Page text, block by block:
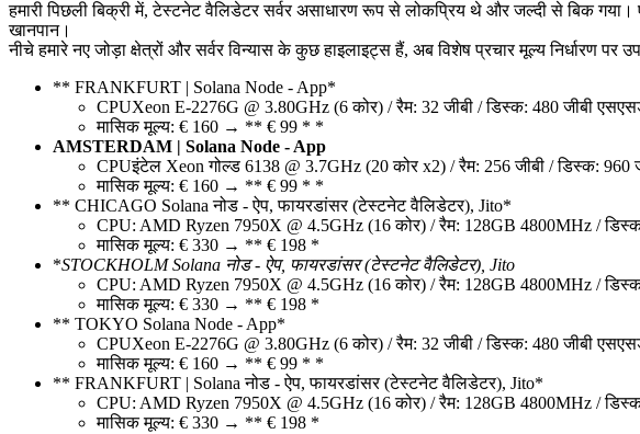
हमारी पिछली बिक्री में, टेस्टनेट वैलिडेटर सर्वर असाधारण रूप से लोकप्रिय थे और जल्दी से बिक
खानपान।
नीचे हमारे नए जोड़ा क्षेत्रों और सर्वर विन्यास के कुछ हाइलाइट्स हैं, अब विशेष प्रचार मूल्य निर्धारण पर
** FRANKFURT | Solana Node - App*
CPUXeon E-2276G @ 3.80GHz (6 कोर) / रैम: 32 जीबी / डिस्क: 480 जीबी
मासिक मूल्य: € 160 → ** € 99 * *
AMSTERDAM | Solana Node - App
CPUइंटेल Xeon गोल्ड 6138 @ 3.7GHz (20 कोर x2) / रैम: 256 जीबी / डिस्क: 960
मासिक मूल्य: € 160 → ** € 99 * *
** CHICAGO Solana नोड - ऐप, फायरडांसर (टेस्टनेट वैलिडेटर), Jito*
CPU: AMD Ryzen 7950X @ 4.5GHz (16 कोर) / रैम: 128GB 4800MHz /
मासिक मूल्य: € 330 → ** € 198 *
*STOCKHOLM Solana नोड - ऐप, फायरडांसर (टेस्टनेट वैलिडेटर), Jito
CPU: AMD Ryzen 7950X @ 4.5GHz (16 कोर) / रैम: 128GB 4800MHz /
मासिक मूल्य: € 330 → ** € 198 *
** TOKYO Solana Node - App*
CPUXeon E-2276G @ 3.80GHz (6 कोर) / रैम: 32 जीबी / डिस्क: 480 जीबी
मासिक मूल्य: € 160 → ** € 99 * *
** FRANKFURT | Solana नोड - ऐप, फायरडांसर (टेस्टनेट वैलिडेटर), Jito*
CPU: AMD Ryzen 7950X @ 4.5GHz (16 कोर) / रैम: 128GB 4800MHz /
मासिक मूल्य: € 330 → ** € 198 *